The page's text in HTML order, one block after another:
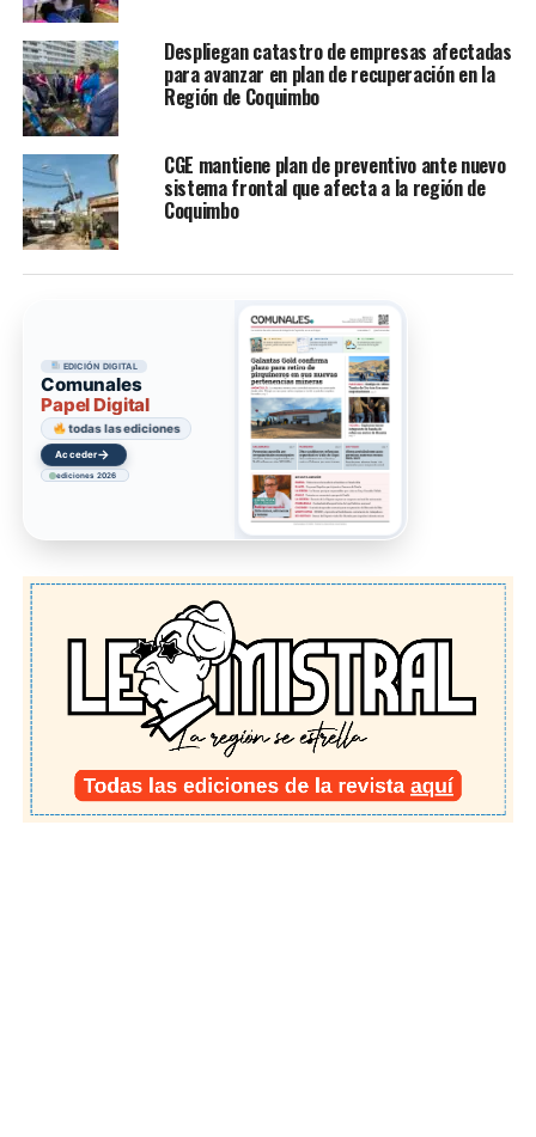
Despliegan catastro de empresas afectadas
para avanzar en plan de recuperación en la
Región de Coquimbo
CGE mantiene plan de preventivo ante nuevo
sistema frontal que afecta a la región de
Coquimbo
EDICIÓN DIGITAL
Comunales
Papel Digital
todas las ediciones
Acceder→
ediciones 2026